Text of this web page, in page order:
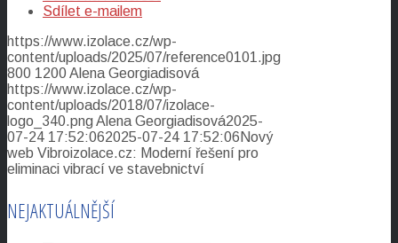
Sdílet e-mailem
https://www.izolace.cz/wp-
content/uploads/2025/07/reference0101.jpg
800 1200 Alena Georgiadisová
https://www.izolace.cz/wp-
content/uploads/2018/07/izolace-
logo_340.pngAlena Georgiadisová2025-
07-24 17:52:062025-07-24 17:52:06 Nový
web Vibroizolace.cz: Moderní řešení pro
eliminaci vibrací ve stavebnictví
NEJAKTUÁLNĚJŠÍ